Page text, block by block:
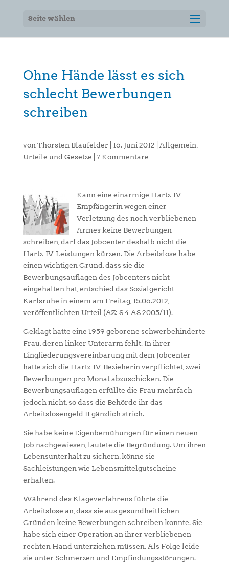
Seite wählen
Ohne Hände lässt es sich
schlecht Bewerbungen
schreiben
von Thorsten Blaufelder 16. Juni 2012 Allgemein
Urteile und Gesetze
7 Kommentare
Kann eine einarmige Hartz-IV-
Empfängerin wegen einer
Verletzung des noch verbliebenen
Armes keine Bewerbungen
schreiben, darf das Jobcenter deshalb nicht die
Hartz-IV-Leistungen kürzen. Die Arbeitslose habe
einen wichtigen Grund, dass sie die
Bewerbungsauflagen des Jobcenters nicht
eingehalten hat, entschied das Sozialgericht
Karlsruhe in einem am Freitag, 15.06.2012,
veröffentlichten Urteil (AZ: S 4 AS 2005/11).
Geklagt hatte eine 1959 geborene schwerbehinderte
Frau, deren linker Unterarm fehlt. In ihrer
Eingliederungsvereinbarung mit dem Jobcenter
hatte sich die Hartz-IV-Bezieherin verpflichtet, zwei
Bewerbungen pro Monat abzuschicken. Die
Bewerbungsauflagen erfüllte die Frau mehrfach
jedoch nicht, so dass die Behörde ihr das
Arbeitslosengeld II gänzlich strich.
Sie habe keine Eigenbemühungen für einen neuen
Job nachgewiesen, lautete die Begründung. Um ihren
Lebensunterhalt zu sichern, könne sie
Sachleistungen wie Lebensmittelgutscheine
erhalten.
Während des Klageverfahrens führte die
Arbeitslose an, dass sie aus gesundheitlichen
Gründen keine Bewerbungen schreiben konnte. Sie
habe sich einer Operation an ihrer verbliebenen
rechten Hand unterziehen müssen. Als Folge leide
sie unter Schmerzen und Empfindungsstörungen.